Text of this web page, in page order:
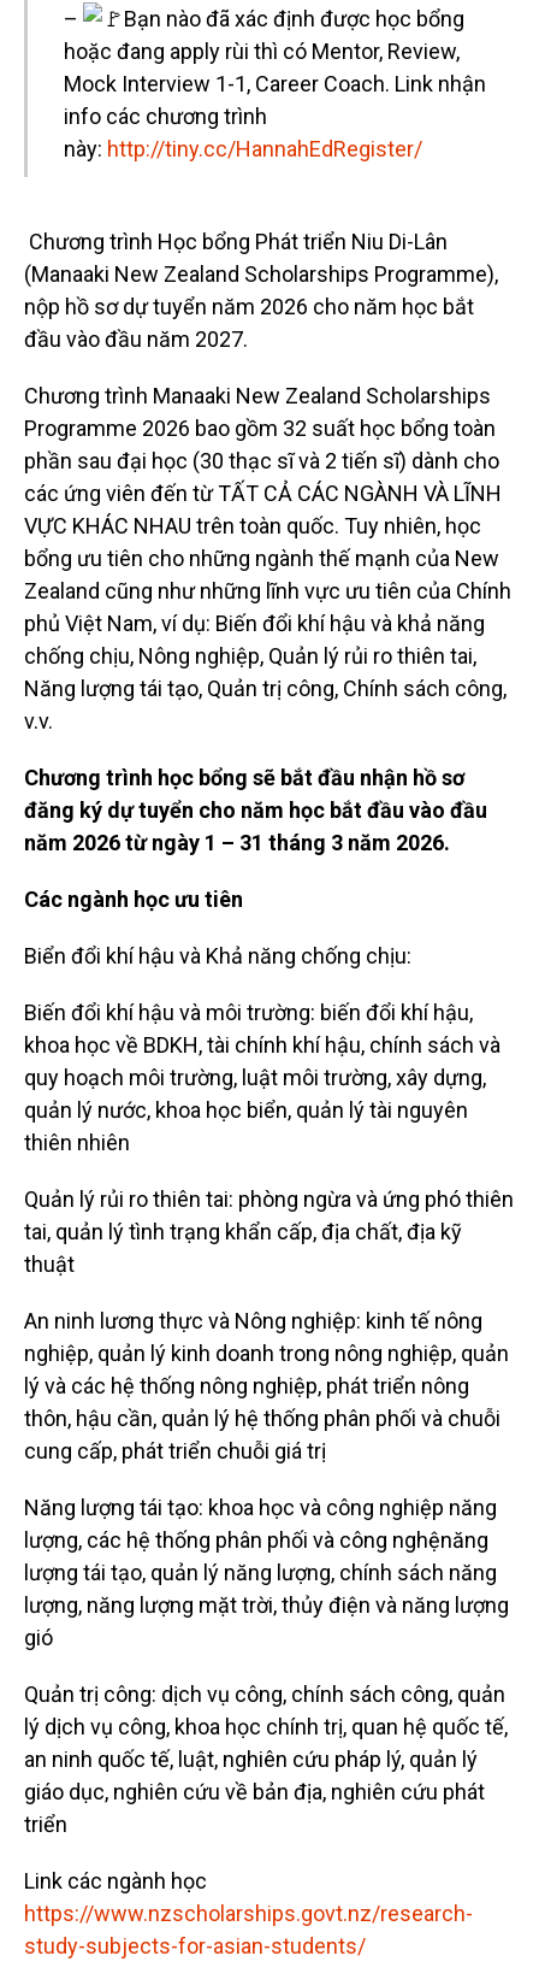
–
Bạn nào đã xác định được học bổng
hoặc đang apply rùi thì có Mentor, Review,
Mock Interview 1-1, Career Coach. Link nhận
info các chương trình
này: http://tiny.cc/HannahEdRegister/
Chương trình Học bổng Phát triển Niu Di-Lân
(Manaaki New Zealand Scholarships Programme),
nộp hồ sơ dự tuyển năm 2026 cho năm học bắt
đầu vào đầu năm 2027.
Chương trình Manaaki New Zealand Scholarships
Programme 2026 bao gồm 32 suất học bổng toàn
phần sau đại học (30 thạc sĩ và 2 tiến sĩ) dành cho
các ứng viên đến từ TẤT CẢ CÁC NGÀNH VÀ LĨNH
VỰC KHÁC NHAU trên toàn quốc. Tuy nhiên, học
bổng ưu tiên cho những ngành thế mạnh của New
Zealand cũng như những lĩnh vực ưu tiên của Chính
phủ Việt Nam, ví dụ: Biến đổi khí hậu và khả năng
chống chịu, Nông nghiệp, Quản lý rủi ro thiên tai,
Năng lượng tái tạo, Quản trị công, Chính sách công,
v.v.
Chương trình học bổng sẽ bắt đầu nhận hồ sơ
đăng ký dự tuyển cho năm học bắt đầu vào đầu
năm 2026 từ ngày 1 – 31 tháng 3 năm 2026.
Các ngành học ưu tiên
Biển đổi khí hậu và Khả năng chống chịu:
Biến đổi khí hậu và môi trường: biến đổi khí hậu,
khoa học về BDKH, tài chính khí hậu, chính sách và
quy hoạch môi trường, luật môi trường, xây dựng,
quản lý nước, khoa học biển, quản lý tài nguyên
thiên nhiên
Quản lý rủi ro thiên tai: phòng ngừa và ứng phó thiên
tai, quản lý tình trạng khẩn cấp, địa chất, địa kỹ
thuật
An ninh lương thực và Nông nghiệp: kinh tế nông
nghiệp, quản lý kinh doanh trong nông nghiệp, quản
lý và các hệ thống nông nghiệp, phát triển nông
thôn, hậu cần, quản lý hệ thống phân phối và chuỗi
cung cấp, phát triển chuỗi giá trị
Năng lượng tái tạo: khoa học và công nghiệp năng
lượng, các hệ thống phân phối và công nghệnăng
lượng tái tạo, quản lý năng lượng, chính sách năng
lượng, năng lượng mặt trời, thủy điện và năng lượng
gió
Quản trị công: dịch vụ công, chính sách công, quản
lý dịch vụ công, khoa học chính trị, quan hệ quốc tế,
an ninh quốc tế, luật, nghiên cứu pháp lý, quản lý
giáo dục, nghiên cứu về bản địa, nghiên cứu phát
triển
Link các ngành học
https://www.nzscholarships.govt.nz/research-
study-subjects-for-asian-students/